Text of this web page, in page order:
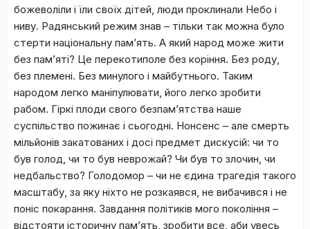
божеволіли і їли своїх дітей, люди проклинали Небо і
ниву. Радянський режим знав – тільки так можна було
стерти національну пам’ять. А який народ може жити
без пам’яті? Це перекотиполе без коріння. Без роду,
без племені. Без минулого і майбутнього. Таким
народом легко маніпулювати, його легко зробити
рабом. Гіркі плоди свого безпам’ятства наше
суспільство пожинає і сьогодні. Нонсенс – але смерть
мільйонів закатованих і досі предмет дискусій: чи то
був голод, чи то був неврожай? Чи був то злочин, чи
недбальство? Голодомор – чи не єдина трагедія такого
масштабу, за яку ніхто не розкаявся, не вибачився і не
поніс покарання. Завдання політиків мого покоління –
відстояти історичну пам’ять, зробити все, аби увесь